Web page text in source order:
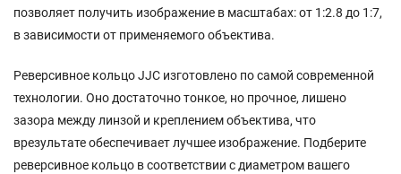
позволяет получить изображение в масштабах: от 1:2.8 до 1:7,
в зависимости от применяемого объектива.
Реверсивное кольцо JJC изготовлено по самой современной
технологии. Оно достаточно тонкое, но прочное, лишено
зазора между линзой и креплением объектива, что
врезультате обеспечивает лучшее изображение. Подберите
реверсивное кольцо в соответствии с диаметром вашего